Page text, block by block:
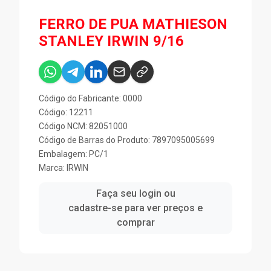
FERRO DE PUA MATHIESON
STANLEY IRWIN 9/16
Código do Fabricante: 0000
Código: 12211
Código NCM: 82051000
Código de Barras do Produto: 7897095005699
Embalagem: PC/1
Marca: IRWIN
Faça seu login ou
cadastre-se para ver preços e
comprar